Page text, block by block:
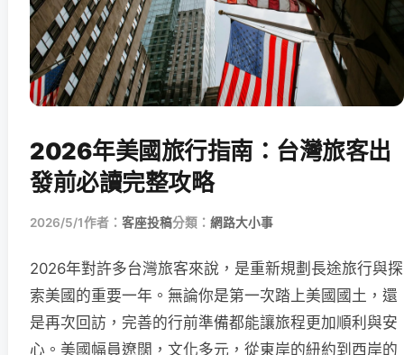
2026年美國旅行指南：台灣旅客出
發前必讀完整攻略
2026/5/1作者： 客座投稿分類： 網路大小事
2026年對許多台灣旅客來說，是重新規劃長途旅行與探
索美國的重要一年。無論你是第一次踏上美國國土，還
是再次回訪，完善的行前準備都能讓旅程更加順利與安
心。美國幅員遼闊，文化多元，從東岸的紐約到西岸的